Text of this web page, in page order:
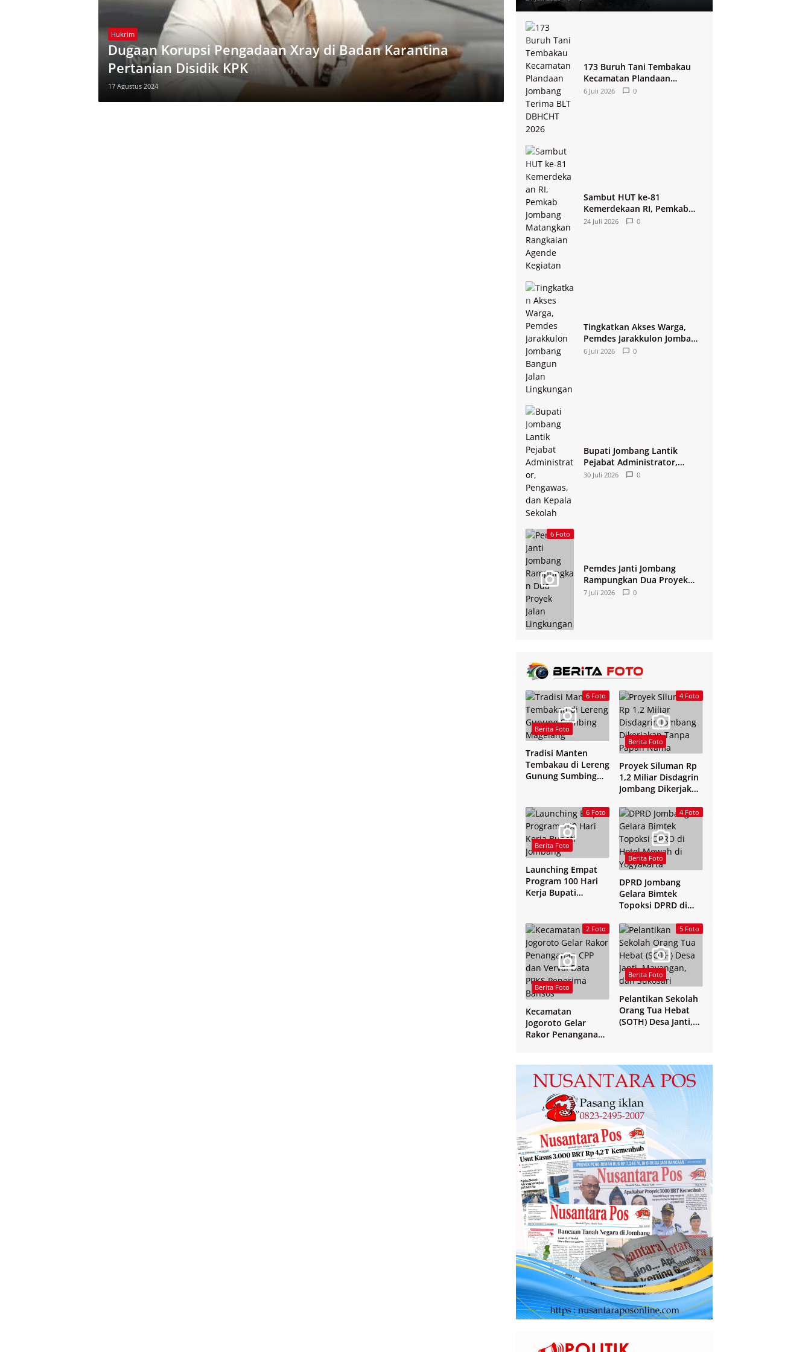
Hukrim
Dugaan Korupsi Pengadaan Xray di Badan Karantina
Pertanian Disidik KPK
17 Agustus 2024
173 Buruh Tani Tembakau
Kecamatan Plandaan
Jombang Terima BLT
6 Juli 2026 0
Sambut HUT ke-81
Kemerdekaan RI, Pemkab
Jombang Matangkan
24 Juli 2026 0
Tingkatkan Akses Warga,
Pemdes Jarakkulon Jombang
Bangun Jalan Lingkungan
6 Juli 2026 0
Bupati Jombang Lantik
Pejabat Administrator,
Pengawas, dan Kepala
30 Juli 2026 0
6 Foto
Pemdes Janti Jombang
Rampungkan Dua Proyek
Jalan Lingkungan
7 Juli 2026 0
6 Foto
Berita Foto
Tradisi Manten
Tembakau di Lereng
Gunung Sumbing
4 Foto
Berita Foto
Proyek Siluman Rp
1,2 Miliar Disdagrin
Jombang Dikerjakan
6 Foto
Berita Foto
Launching Empat
Program 100 Hari
Kerja Bupati
4 Foto
Berita Foto
DPRD Jombang
Gelara Bimtek
Topoksi DPRD di
Yogyakarta
2 Foto
Berita Foto
Kecamatan
Jogoroto Gelar
Rakor Penanganan
Bansos
5 Foto
Berita Foto
Pelantikan Sekolah
Orang Tua Hebat
(SOTH) Desa Janti,